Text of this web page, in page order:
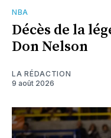
NBA
Décès de la
Don Nelson
LA RÉDACTION
9 août 2026